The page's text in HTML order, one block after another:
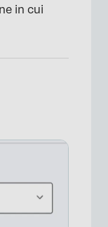
×
in cui